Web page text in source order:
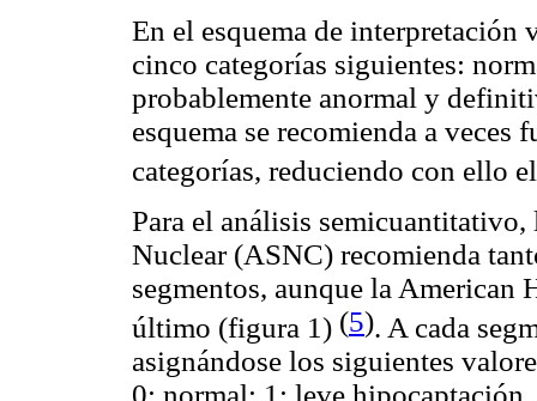
En el esquema de interpretación
cinco categorías siguientes:
probablemente anormal y
esquema se recomienda a
categorías, reduciendo con ello
Para el análisis
Nuclear (ASNC) recomienda
segmentos, aunque la American
último (figura 1) (5). A cada
asignándose los siguientes